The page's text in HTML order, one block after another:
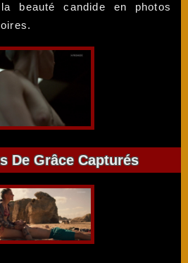
beauté candide en photos
De Grâce Capturés